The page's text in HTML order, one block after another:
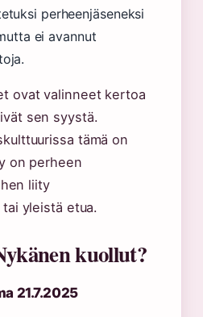
perheenjäseneksi
ei avannut
ovat valinneet kertoa
sen syystä.
tämä on
on perheen
liity
yleistä etua.
kuollut?
21.7.2025